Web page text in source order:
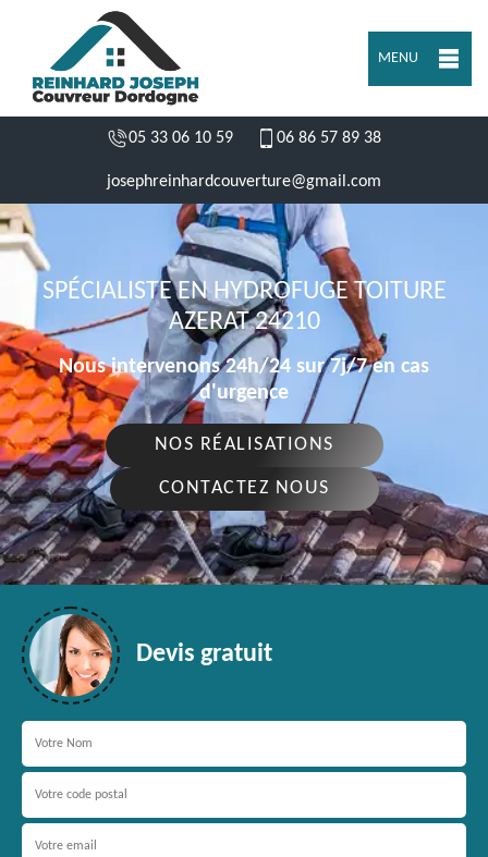
MENU
05 33 06 10 59 06 86 57 89 38
josephreinhardcouverture@gmail.com
SPÉCIALISTE EN HYDROFUGE TOITURE
AZERAT 24210
Nous intervenons 24h/24 sur 7j/7 en cas
d'urgence
NOS RÉALISATIONS
CONTACTEZ NOUS
Devis gratuit